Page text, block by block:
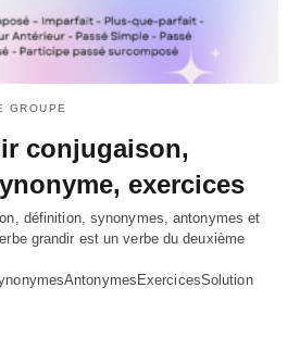
GROUPE
conjugaison,
exercices
définition, synonymes, antonymes et
grandir est un verbe du deuxième